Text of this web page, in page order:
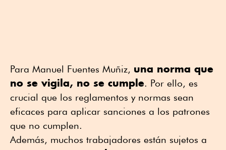
Para Manuel Fuentes Muñiz, una norma que
no se vigila, no se cumple. Por ello, es
crucial que los reglamentos y normas sean
eficaces para aplicar sanciones a los patrones
que no cumplen.
Además, muchos trabajadores están sujetos a